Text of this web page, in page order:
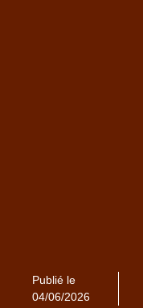
Publié le
04/06/2026